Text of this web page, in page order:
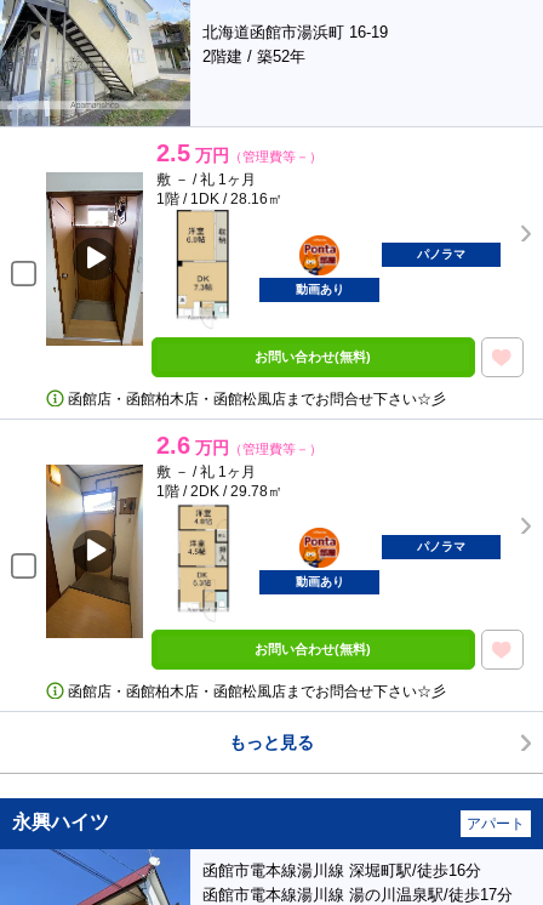
北海道函館市湯浜町 16-19
2階建 / 築52年
2.5 万円 （管理費等－）
敷 － / 礼 1ヶ月
1階 / 1DK / 28.16㎡
ポンタ
部屋
パノラマ
動画あり
お問い合わせ(無料)
函館店・函館柏木店・函館松風店までお問合せ下さい☆彡
2.6 万円 （管理費等－）
敷 － / 礼 1ヶ月
1階 / 2DK / 29.78㎡
ポンタ
部屋
パノラマ
動画あり
お問い合わせ(無料)
函館店・函館柏木店・函館松風店までお問合せ下さい☆彡
もっと見る
永興ハイツ アパート
函館市電本線湯川線 深堀町駅/徒歩16分
函館市電本線湯川線 湯の川温泉駅/徒歩17分